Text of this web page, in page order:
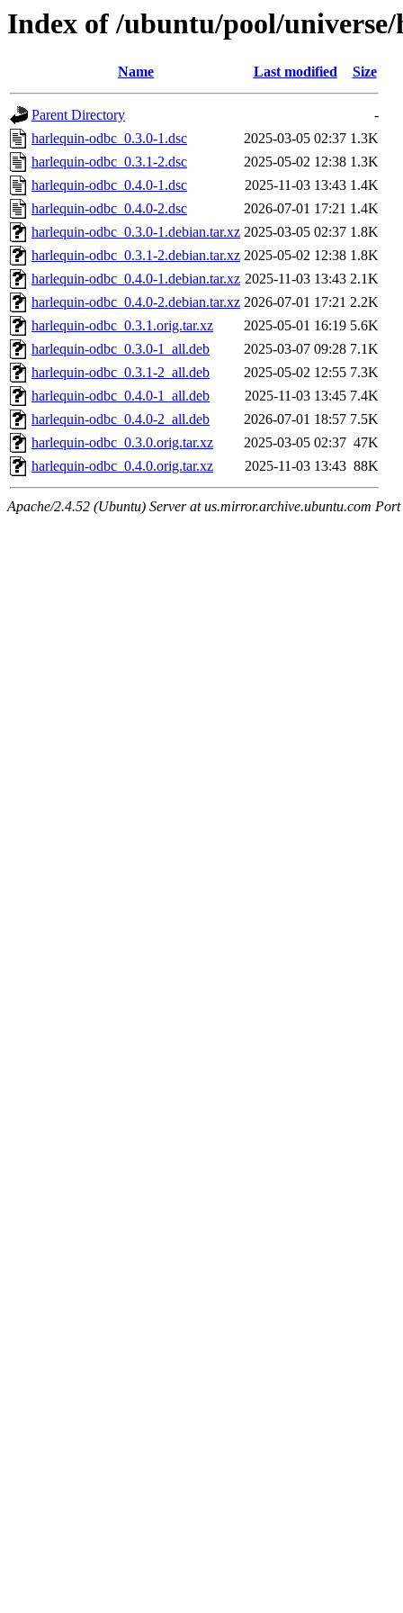
Index of /ubuntu/pool/
Name Last modified Size
Parent Directory
-
harlequin-odbc_0.3.0-1.dsc
2025-03-05 02:37 1.3K
harlequin-odbc_0.3.1-2.dsc
2025-05-02 12:38 1.3K
harlequin-odbc_0.4.0-1.dsc
2025-11-03 13:43 1.4K
harlequin-odbc_0.4.0-2.dsc
2026-07-01 17:21 1.4K
harlequin-odbc_0.3.0-1.debian.tar.xz 2025-03-05 02:37 1.8K
harlequin-odbc_0.3.1-2.debian.tar.xz 2025-05-02 12:38 1.8K
harlequin-odbc_0.4.0-1.debian.tar.xz 2025-11-03 13:43 2.1K
harlequin-odbc_0.4.0-2.debian.tar.xz 2026-07-01 17:21 2.2K
harlequin-odbc_0.3.1.orig.tar.xz
2025-05-01 16:19 5.6K
harlequin-odbc_0.3.0-1_all.deb
2025-03-07 09:28 7.1K
harlequin-odbc_0.3.1-2_all.deb
2025-05-02 12:55 7.3K
harlequin-odbc_0.4.0-1_all.deb
2025-11-03 13:45 7.4K
harlequin-odbc_0.4.0-2_all.deb
2026-07-01 18:57 7.5K
harlequin-odbc_0.3.0.orig.tar.xz
2025-03-05 02:37 47K
harlequin-odbc_0.4.0.orig.tar.xz
2025-11-03 13:43 88K
Apache/2.4.52 (Ubuntu) Server at us.mirror.archive.ubuntu.com Port